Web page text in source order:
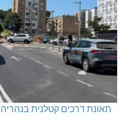
תאונת דרכים קטלנית בנהריה